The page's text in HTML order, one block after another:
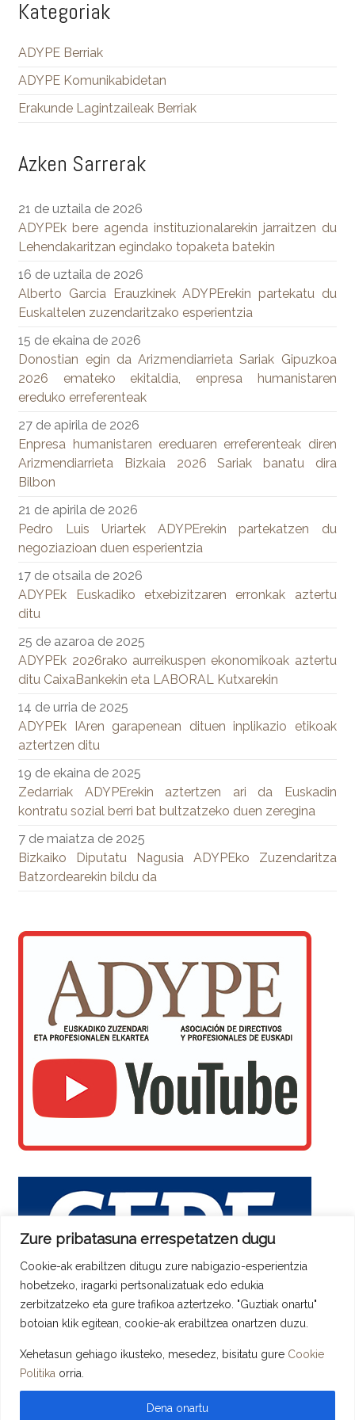
Zure pribatasuna errespetatzen dugu
Cookie-ak erabiltzen ditugu zure nabigazio-esperientzia
hobetzeko, iragarki pertsonalizatuak edo edukia
zerbitzatzeko eta gure trafikoa aztertzeko. "Guztiak onartu"
botoian klik egitean, cookie-ak erabiltzea onartzen duzu.
Xehetasun gehiago ikusteko, mesedez, bisitatu gure Cookie
Politika orria.
Dena onartu
Kategoriak
ADYPE Berriak
ADYPE Komunikabidetan
Erakunde Lagintzaileak Berriak
Azken Sarrerak
21 de uztaila de 2026
ADYPEk bere agenda instituzionalarekin jarraitzen du
Lehendakaritzan egindako topaketa batekin
16 de uztaila de 2026
Alberto Garcia Erauzkinek ADYPErekin partekatu du
Euskaltelen zuzendaritzako esperientzia
15 de ekaina de 2026
Donostian egin da Arizmendiarrieta Sariak Gipuzkoa
2026 emateko ekitaldia, enpresa humanistaren
ereduko erreferenteak
27 de apirila de 2026
Enpresa humanistaren ereduaren erreferenteak diren
Arizmendiarrieta Bizkaia 2026 Sariak banatu dira
Bilbon
21 de apirila de 2026
Pedro Luis Uriartek ADYPErekin partekatzen du
negoziazioan duen esperientzia
17 de otsaila de 2026
ADYPEk Euskadiko etxebizitzaren erronkak aztertu
ditu
25 de azaroa de 2025
ADYPEk 2026rako aurreikuspen ekonomikoak aztertu
ditu CaixaBankekin eta LABORAL Kutxarekin
14 de urria de 2025
ADYPEk IAren garapenean dituen inplikazio etikoak
aztertzen ditu
19 de ekaina de 2025
Zedarriak ADYPErekin aztertzen ari da Euskadin
kontratu sozial berri bat bultzatzeko duen zeregina
7 de maiatza de 2025
Bizkaiko Diputatu Nagusia ADYPEko Zuzendaritza
Batzordearekin bildu da
Copyright © 2026 ADYPE - Asociación de Directivos y Profesionales De
TemaSpaciousde ThemeGrill. Instalado y Configurado porLopCor,
Servicios Informáticos